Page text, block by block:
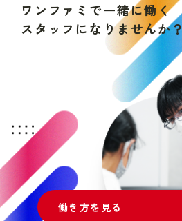
ワ ン フ ァ ミ で一緒に働 く
ス タ ッ フ にな りま せんか？
働き方を見る